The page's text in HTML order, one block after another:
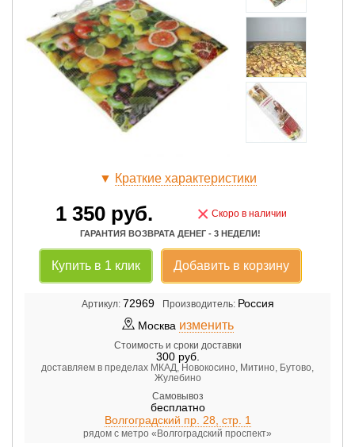
▼ Краткие характеристики
1 350руб. × Скоро в наличии
ГАРАНТИЯ ВОЗВРАТА ДЕНЕГ - 3 НЕДЕЛИ!
Купить в 1 клик Добавить в корзину
Артикул: 72969 Производитель: Россия
Москва изменить
Стоимость и сроки доставки
300руб.
доставляем в пределах МКАД, Новокосино, Митино, Бутово,
Жулебино
Самовывоз
бесплатно
Волгоградский пр. 28, стр. 1
рядом с метро «Волгоградский проспект»